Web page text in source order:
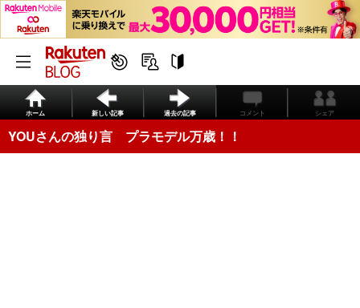
ホーム 新しい記事 過去の記事 コメント シェア
YOUさんの独り言 プラモデル万歳！！